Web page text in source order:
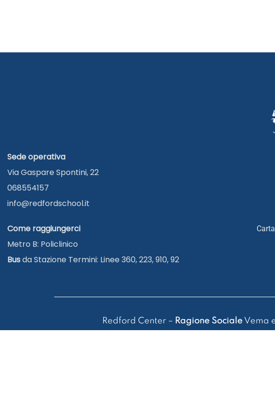
Sede operativa
Via Gaspare Spontini, 22
068554157
info@redfordschool.it
Come raggiungerci
Metro B: Policlinico
Busda Stazione Termini: Linee 360, 223, 910, 92
Redford Center – Ragione SocialeVema